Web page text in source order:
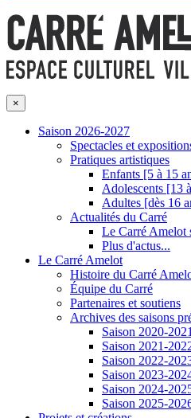
×
Saison 2026-2027
Spectacles et
Pratiques artistiques
Enfants [5 à 15
Adolescents [13
Adultes [dès 16
Actualités du Carré
Le Carré Amelot
Plus d'actus...
Le Carré Amelot
Histoire du Carré
Équipe du Carré
Partenaires et soutiens
Archives des saisons
Saison 2020-2021
Saison 2021-
Saison 2022-
Saison 2023-
Saison 2024-
Saison 2025-